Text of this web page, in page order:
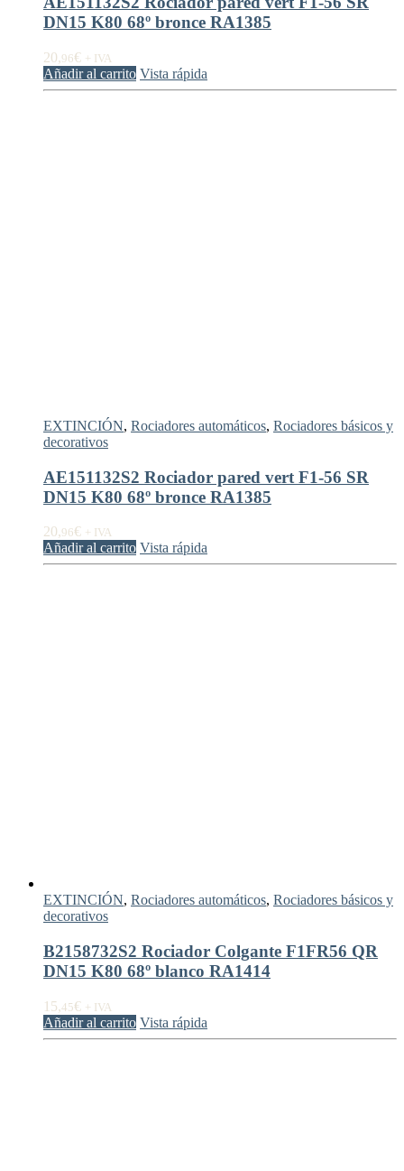
DN15 K80 68º bronce RA1385
20,96€ + IVA
Añadir al carrito Vista rápida
EXTINCIÓN, Rociadores automáticos, Rociadores básicos y
decorativos
AE151132S2 Rociador pared vert F1-56 SR
DN15 K80 68º bronce RA1385
20,96€ + IVA
Añadir al carrito Vista rápida
EXTINCIÓN, Rociadores automáticos, Rociadores básicos y
decorativos
B2158732S2 Rociador Colgante F1FR56 QR
DN15 K80 68º blanco RA1414
15,45€ + IVA
Añadir al carrito Vista rápida